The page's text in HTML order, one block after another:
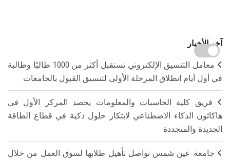
آخر الأخبار
معامل التنسيق الإلكتروني تستقبل أكثر من 1000 طالبًا وطالبة
في أول أيام انطلاق المرحلة الأولى لتنسيق القبول بالجامعات
فريق كلية الحاسبات والمعلومات يحصد المركز الأول في
هاكاثون الذكاء الاصطناعي لابتكار حلول ذكية في قطاع الطاقة
الجديدة والمتجددة
جامعة عين شمس تواصل تأهيل طلابها لسوق العمل من خلال